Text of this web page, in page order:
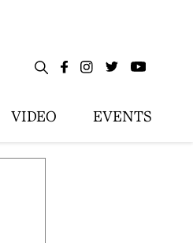
VIDEO EVENTS